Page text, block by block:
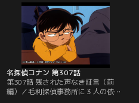
英理の中学の同級生だった。撮影が
始まると、主役の風見良輝はなぜか
機嫌を悪くして現場から立ち去って
しまう。その後、瑠璃の悲鳴ととも
に二階の一室に血まみれの風見の遺
体があった。
名探偵コナン 第307話
第307話 残された声なき証言（前
編）／毛利探偵事務所に３人の依頼